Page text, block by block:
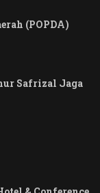
(POPDA)
Safrizal Jaga